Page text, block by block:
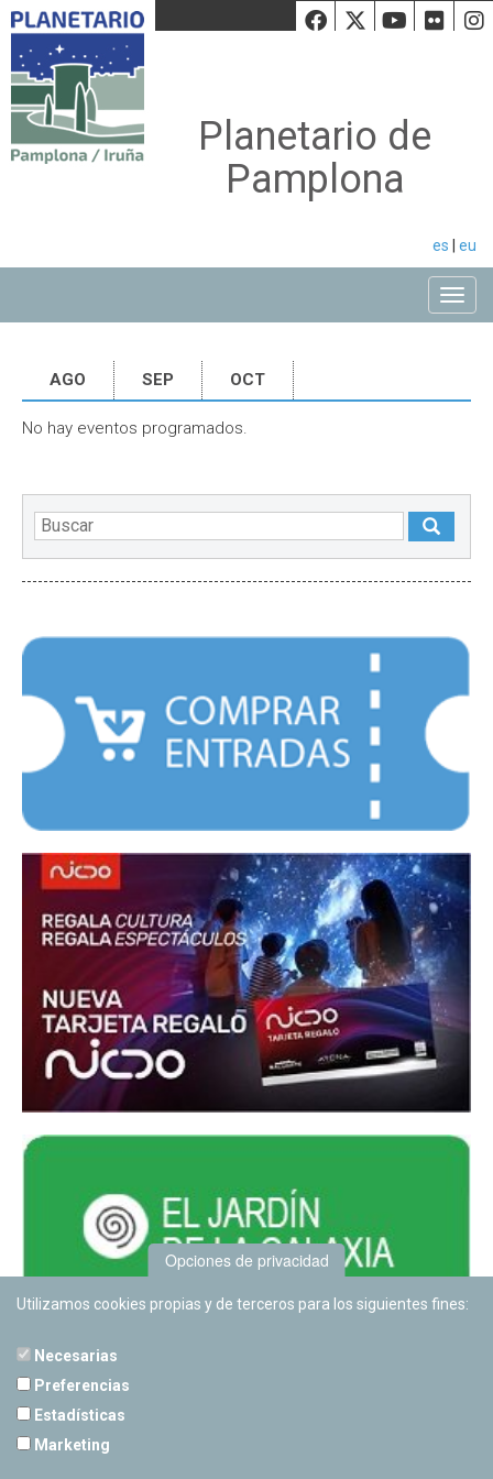
Facebook
Twiiter
Planetario de
Pamplona
es eu
AGO SEP OCT
No hay eventos programados.
Opciones de privacidad
Utilizamos cookies propias y de terceros para los siguientes fines:
Necesarias
Preferencias
Estadísticas
Marketing